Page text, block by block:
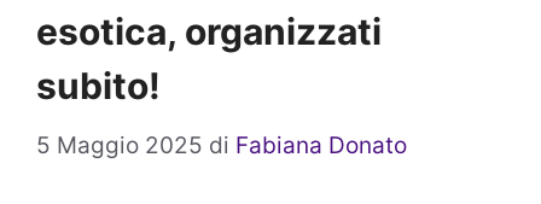
esotica, organizzati
subito!
5 Maggio 2025 di Fabiana Donato